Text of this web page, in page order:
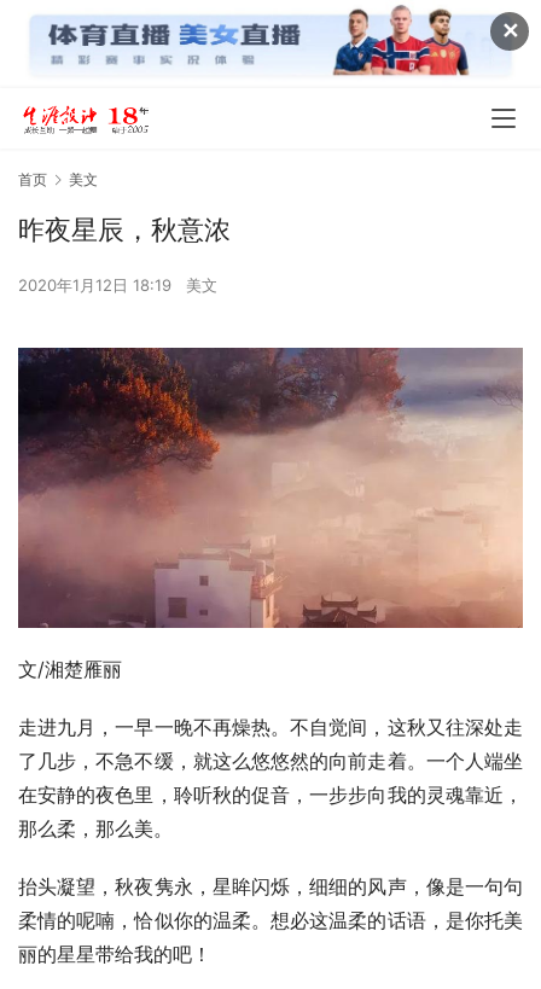
✕
首页 美文
昨夜星辰，秋意浓
2020年1月12日 18:19 美文
文/湘楚雁丽
走进九月，一早一晚不再燥热。不自觉间，这秋又往深处走
了几步，不急不缓，就这么悠悠然的向前走着。一个人端坐
在安静的夜色里，聆听秋的促音，一步步向我的灵魂靠近，
那么柔，那么美。
抬头凝望，秋夜隽永，星眸闪烁，细细的风声，像是一句句
柔情的呢喃，恰似你的温柔。想必这温柔的话语，是你托美
丽的星星带给我的吧！